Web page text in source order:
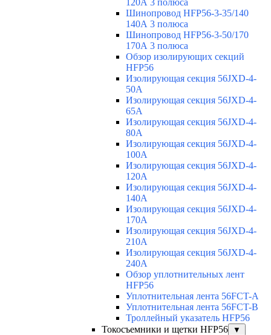
Шинопровод HFP56-3-35/140
140А 3 полюса
Шинопровод HFP56-3-50/170
170А 3 полюса
Обзор изолирующих секций
HFP56
Изолирующая секция 56JXD-4-
50A
Изолирующая секция 56JXD-4-
65A
Изолирующая секция 56JXD-4-
80A
Изолирующая секция 56JXD-4-
100A
Изолирующая секция 56JXD-4-
120A
Изолирующая секция 56JXD-4-
140A
Изолирующая секция 56JXD-4-
170A
Изолирующая секция 56JXD-4-
210A
Изолирующая секция 56JXD-4-
240A
Обзор уплотнительных лент
HFP56
Уплотнительная лента 56FCT-A
Уплотнительная лента 56FCT-B
Троллейный указатель HFP56
Токосъемники и щетки HFP56
▼